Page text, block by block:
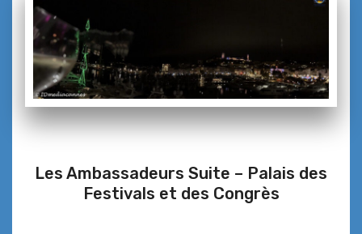
Les Ambassadeurs Suite – Palais des
Festivals et des Congrès